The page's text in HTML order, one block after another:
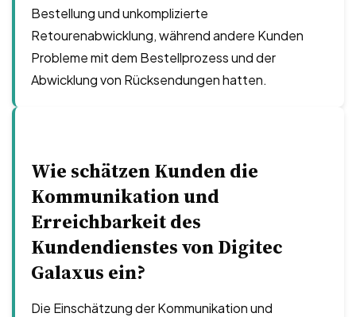
Bestellung und unkomplizierte
Retourenabwicklung, während andere Kunden
Probleme mit dem Bestellprozess und der
Abwicklung von Rücksendungen hatten.
Wie schätzen Kunden die
Kommunikation und
Erreichbarkeit des
Kundendienstes von Digitec
Galaxus ein?
Die Einschätzung der Kommunikation und